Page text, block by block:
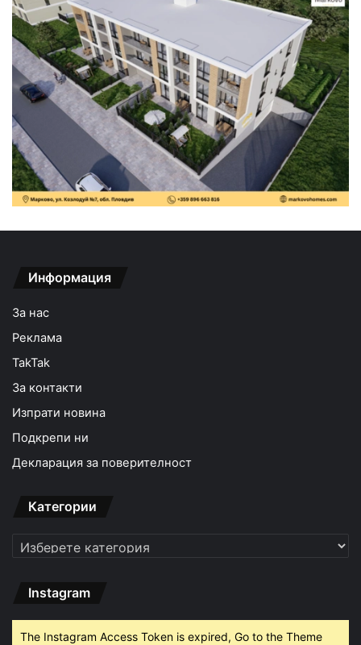
Информация
За нас
Реклама
TakTak
За контакти
Изпрати новина
Подкрепи ни
Декларация за поверителност
Категории
Категории
Instagram
The Instagram Access Token is expired, Go to the Theme